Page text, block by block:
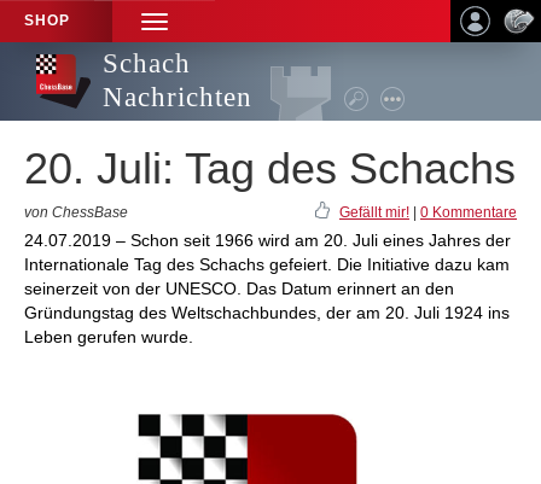
SHOP
TOGGLE
NAVIGATION
Schach
Nachrichten
20. Juli: Tag des Schachs
von ChessBase Gefällt mir! 0 Kommentare
24.07.2019 – Schon seit 1966 wird am 20. Juli eines Jahres der
Internationale Tag des Schachs gefeiert. Die Initiative dazu kam
seinerzeit von der UNESCO. Das Datum erinnert an den
Gründungstag des Weltschachbundes, der am 20. Juli 1924 ins
Leben gerufen wurde.